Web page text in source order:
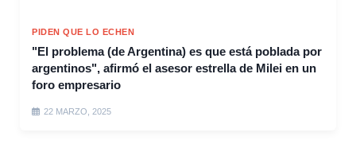
PIDEN QUE LO ECHEN
"El problema (de Argentina) es que está poblada por
argentinos", afirmó el asesor estrella de Milei en un
foro empresario
22 MARZO, 2025